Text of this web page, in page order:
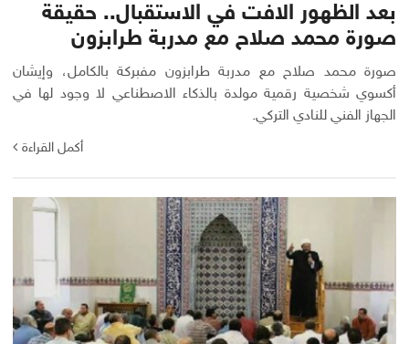
بعد الظهور الافت في الاستقبال.. حقيقة
صورة محمد صلاح مع مدربة طرابزون
صورة محمد صلاح مع مدربة طرابزون مفبركة بالكامل، وإيشان
أكسوي شخصية رقمية مولدة بالذكاء الاصطناعي لا وجود لها في
الجهاز الفني للنادي التركي.
أكمل القراءة